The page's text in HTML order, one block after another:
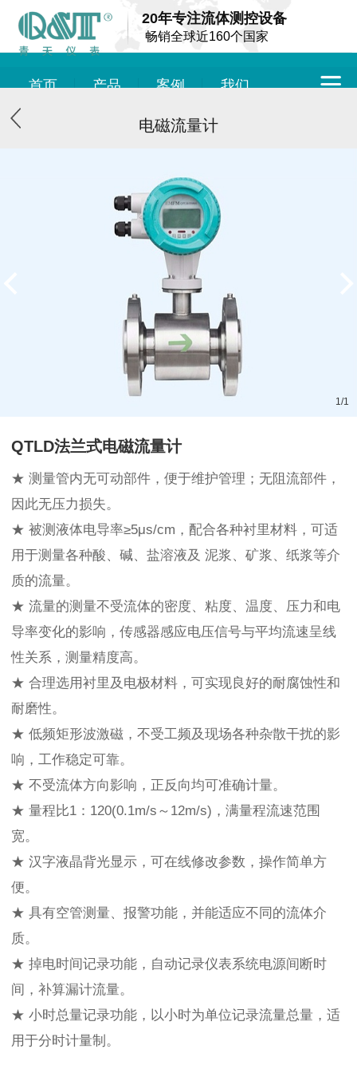
20年专注流体测控设备
畅销全球近160个国家
首页 产品 案例 我们
电磁流量计
1 /1
QTLD法兰式电磁流量计
★ 测量管内无可动部件，便于维护管理；无阻流部件，
因此无压力损失。
★ 被测液体电导率≥5μs/cm，配合各种衬里材料，可适
用于测量各种酸、碱、盐溶液及 泥浆、矿浆、纸浆等介
质的流量。
★ 流量的测量不受流体的密度、粘度、温度、压力和电
导率变化的影响，传感器感应电压信号与平均流速呈线
性关系，测量精度高。
★ 合理选用衬里及电极材料，可实现良好的耐腐蚀性和
耐磨性。
★ 低频矩形波激磁，不受工频及现场各种杂散干扰的影
响，工作稳定可靠。
★ 不受流体方向影响，正反向均可准确计量。
★ 量程比1：120(0.1m/s～12m/s)，满量程流速范围
宽。
★ 汉字液晶背光显示，可在线修改参数，操作简单方
便。
★ 具有空管测量、报警功能，并能适应不同的流体介
质。
★ 掉电时间记录功能，自动记录仪表系统电源间断时
间，补算漏计流量。
★ 小时总量记录功能，以小时为单位记录流量总量，适
用于分时计量制。